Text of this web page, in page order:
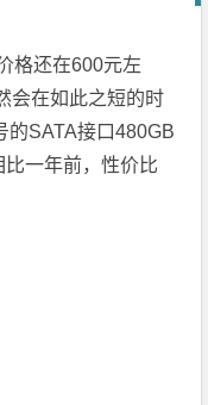
格还在600元左
会在如此之短的时
的SATA接口480GB
一年前，性价比